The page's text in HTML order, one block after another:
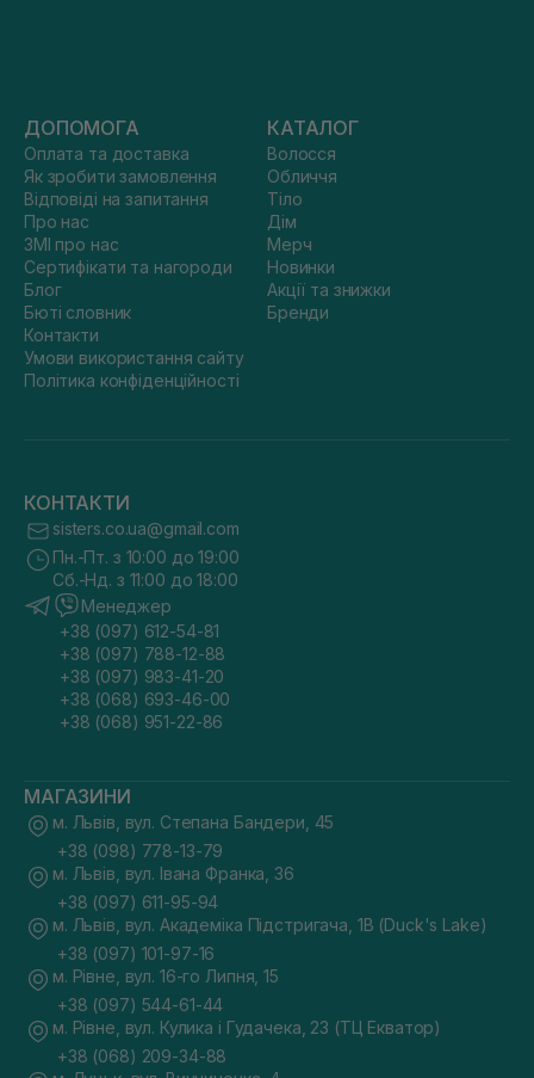
ДОПОМОГА
Оплата та доставка
Як зробити замовлення
Відповіді на запитання
Про нас
ЗМІ про нас
Сертифікати та нагороди
Блог
Бюті словник
Контакти
Умови використання сайту
Політика конфіденційності
КАТАЛОГ
Волосся
Обличчя
Тіло
Дім
Мерч
Новинки
Акції та знижки
Бренди
КОНТАКТИ
sisters.co.ua@gmail.com
Пн.-Пт. з 10:00 до 19:00
Сб.-Нд. з 11:00 до 18:00
Менеджер
+38 (097) 612-54-81
+38 (097) 788-12-88
+38 (097) 983-41-20
+38 (068) 693-46-00
+38 (068) 951-22-86
МАГАЗИНИ
м. Львів, вул. Степана Бандери, 45
+38 (098) 778-13-79
м. Львів, вул. Івана Франка, 36
+38 (097) 611-95-94
м. Львів, вул. Академіка Підстригача, 1В (Duck's Lake)
+38 (097) 101-97-16
м. Рівне, вул. 16-го Липня, 15
+38 (097) 544-61-44
м. Рівне, вул. Кулика і Гудачека, 23 (ТЦ Екватор)
+38 (068) 209-34-88